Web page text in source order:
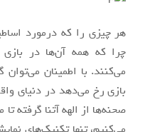
هر چیزی را که درمورد
می‌کنند. با اطمینان
بازی رخ می‌دهد در دنیای
صحنه‌ها از الهه آتنا گرفته